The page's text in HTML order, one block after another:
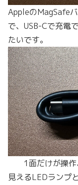
AppleのMagSafe
で、USB-Cで充電
たいです。
1面だけが操作
見えるLEDランプ